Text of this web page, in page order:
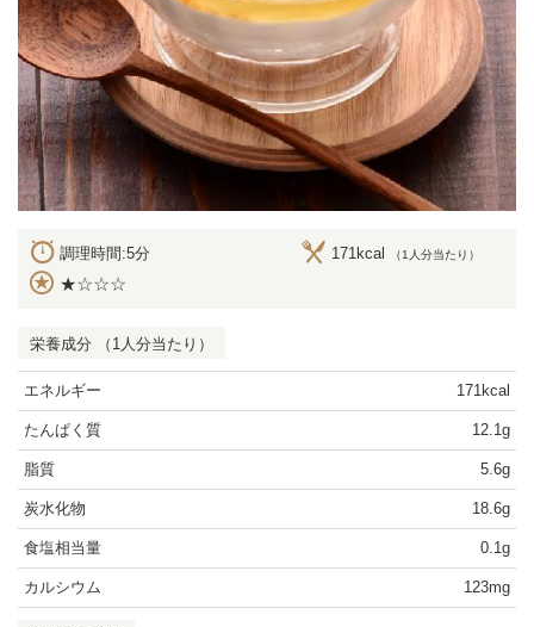
調理時間:5分 171kcal （1人分当たり）
★☆☆☆
栄養成分 （1人分当たり）
エネルギー 171kcal
たんぱく質 12.1g
脂質 5.6g
炭水化物 18.6g
食塩相当量 0.1g
カルシウム 123mg